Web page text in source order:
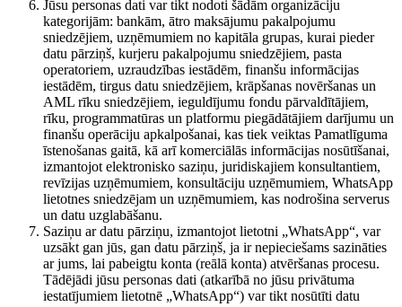
Jūsu personas dati var tikt nodoti šādām organizāciju
kategorijām: bankām, ātro maksājumu pakalpojumu
sniedzējiem, uzņēmumiem no kapitāla grupas, kurai pieder
datu pārziņš, kurjeru pakalpojumu sniedzējiem, pasta
operatoriem, uzraudzības iestādēm, finanšu informācijas
iestādēm, tirgus datu sniedzējiem, krāpšanas novēršanas un
AML rīku sniedzējiem, ieguldījumu fondu pārvaldītājiem,
rīku, programmatūras un platformu piegādātājiem darījumu un
finanšu operāciju apkalpošanai, kas tiek veiktas Pamatlīguma
īstenošanas gaitā, kā arī komerciālās informācijas nosūtīšanai,
izmantojot elektronisko saziņu, juridiskajiem konsultantiem,
revīzijas uzņēmumiem, konsultāciju uzņēmumiem, WhatsApp
lietotnes sniedzējam un uzņēmumiem, kas nodrošina serverus
un datu uzglabāšanu.
Saziņu ar datu pārziņu, izmantojot lietotni „WhatsApp“, var
uzsākt gan jūs, gan datu pārziņš, ja ir nepieciešams sazināties
ar jums, lai pabeigtu konta (reālā konta) atvēršanas procesu.
Tādējādi jūsu personas dati (atkarībā no jūsu privātuma
iestatījumiem lietotnē „WhatsApp“) var tikt nosūtīti datu